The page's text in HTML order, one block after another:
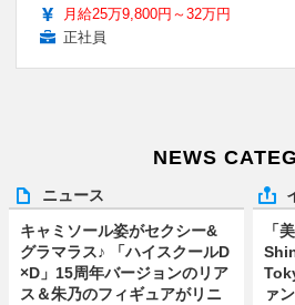
月給25万9,800円～32万円
正社員
NEWS
ニュース
キャミソール姿がセクシー&
グラマラス♪ 「ハイスクールD
×D」15周年バージョンのリア
ス＆朱乃のフィギュアがリニ
「
ァ